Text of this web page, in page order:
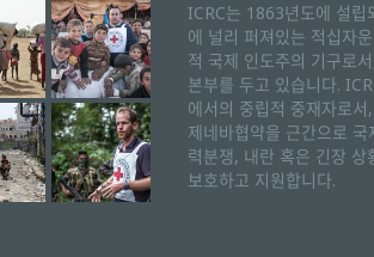
ICRC는 1863년도에 설립
에 널리 퍼져있는 적십자
적 국제 인도주의 기구로
본부를 두고 있습니다.
에서의 중립적 중재자로
제네바협약을 근간으로 국
력분쟁, 내란 혹은 긴장 상
보호하고 지원합니다.